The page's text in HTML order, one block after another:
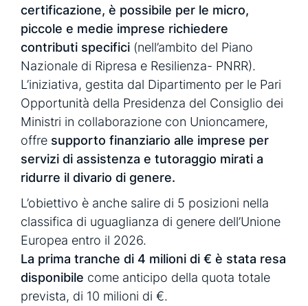
certificazione, è possibile per le micro,
piccole e medie imprese richiedere
contributi specifici (nell’ambito del Piano
Nazionale di Ripresa e Resilienza- PNRR).
L’iniziativa, gestita dal Dipartimento per le Pari
Opportunità della Presidenza del Consiglio dei
Ministri in collaborazione con Unioncamere,
offre supporto finanziario alle imprese per
servizi di assistenza e tutoraggio mirati a
ridurre il divario di genere.
L’obiettivo è anche salire di 5 posizioni nella
classifica di uguaglianza di genere dell’Unione
Europea entro il 2026.
La prima tranche di 4 milioni di € è stata resa
disponibile come anticipo della quota totale
prevista, di 10 milioni di €.